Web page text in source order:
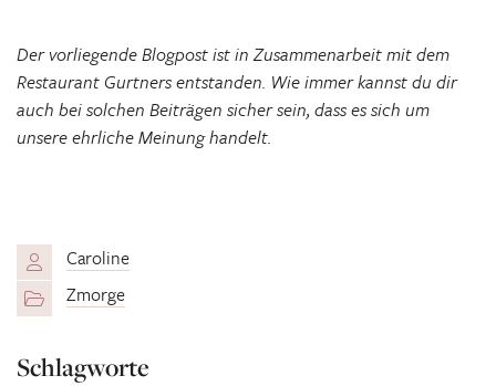
Der vorliegende Blogpost ist in Zusammenarbeit mit dem
Restaurant Gurtners entstanden. Wie immer kannst du dir
auch bei solchen Beiträgen sicher sein, dass es sich um
unsere ehrliche Meinung handelt.
Caroline
Zmorge
Schlagworte